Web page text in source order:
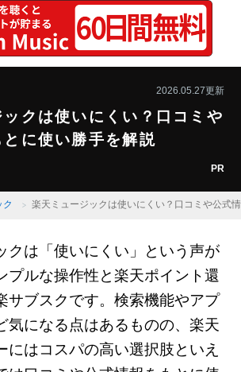
2026.05.27更新
クは使いにくい？口コミや
に使い勝手を解説
PR
ク 楽天ミュージックは使いにくい？口コミや公式
クは「使いにくい」という声が
プルな操作性と楽天ポイント還
サブスクです。検索機能やアプ
気になる点はあるものの、楽天
にはコスパの高い選択肢といえ